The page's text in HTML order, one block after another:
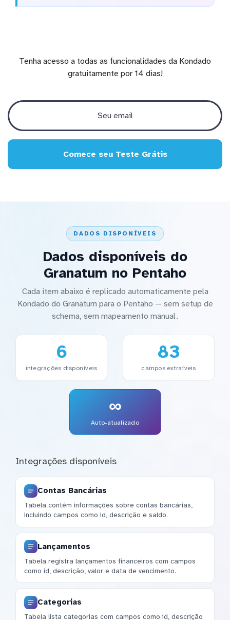
Tenha acesso a todas as funcionalidades da Kondado
gratuitamente por 14 dias!
Comece seu Teste Grátis
DADOS DISPONÍVEIS
Dados disponíveis do
Granatum no Pentaho
Cada item abaixo é replicado automaticamente pela
Kondado do Granatum para o Pentaho — sem setup de
schema, sem mapeamento manual.
6
integrações disponíveis
83
campos extraíveis
∞
Auto-atualizado
Integrações disponíveis
Contas Bancárias
Tabela contém informações sobre contas bancárias,
incluindo campos como id, descrição e saldo.
Lançamentos
Tabela registra lançamentos financeiros com campos
como id, descrição, valor e data de vencimento.
Categorias
Tabela lista categorias com campos como id, descrição